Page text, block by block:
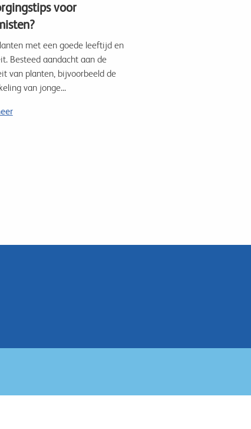
voor
met een goede leeftijd en
Besteed aandacht aan de
van planten, bijvoorbeeld de
van jonge...